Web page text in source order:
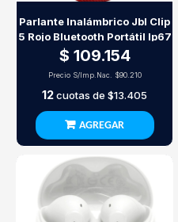
Parlante Inalámbrico Jbl Clip
5 Rojo Bluetooth Portátil Ip67
$ 109.154
Precio S/Imp.Nac. $90.210
12cuotas de $13.405
AGREGAR